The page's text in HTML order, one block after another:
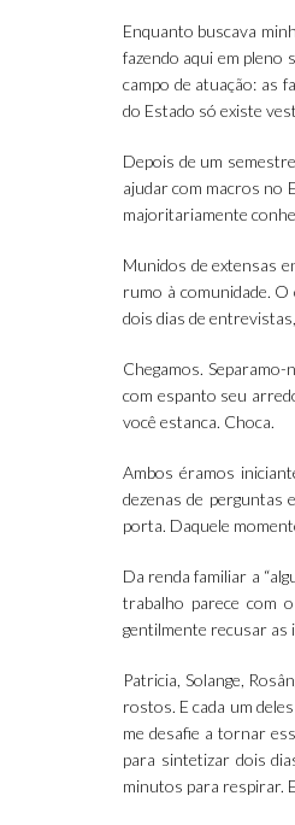
Enquanto buscava
fazendo aqui em pleno
campo de atuação: as
do Estado só existe
Depois de um
ajudar com macros no
majoritariamente
Munidos de extensas
rumo à comunidade.
dois dias de
Chegamos.
com espanto seu
você estanca. Choca.
Ambos éramos
dezenas de perguntas
porta. Daquele
Da renda familiar a
trabalho parece com
gentilmente recusar as
Patricia, Solange,
rostos. E cada um
me desafie a tornar
para sintetizar dois
minutos para respirar.